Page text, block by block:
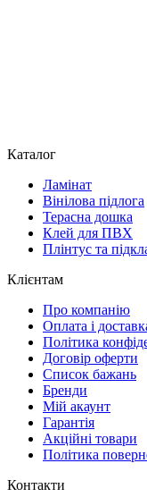
Каталог
Ламінат
Вінілова підлога
Терасна дошка
Клей для ПВХ
Плінтус та
Клієнтам
Про компанію
Оплата і
Політика
Договір оферти
Список бажань
Бренди
Мій акаунт
Гарантія
Акційні товари
Політика
Контакти